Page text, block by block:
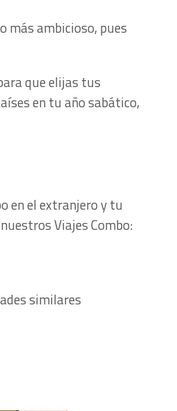
más ambicioso, pues
que elijas tus
en tu año sabático,
en el extranjero y tu
Viajes Combo:
similares